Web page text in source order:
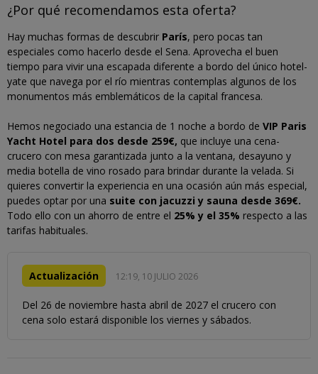
¿Por qué recomendamos esta oferta?
Hay muchas formas de descubrir París, pero pocas tan
especiales como hacerlo desde el Sena. Aprovecha el buen
tiempo para vivir una escapada diferente a bordo del único hotel-
yate que navega por el río mientras contemplas algunos de los
monumentos más emblemáticos de la capital francesa.
Hemos negociado una estancia de 1 noche a bordo de VIP Paris
Yacht Hotel para dos desde 259€, que incluye una cena-
crucero con mesa garantizada junto a la ventana, desayuno y
media botella de vino rosado para brindar durante la velada. Si
quieres convertir la experiencia en una ocasión aún más especial,
puedes optar por una suite con jacuzzi y sauna desde 369€.
Todo ello con un ahorro de entre el 25% y el 35% respecto a las
tarifas habituales.
Actualización 12:19, 10 JULIO 2026
Del 26 de noviembre hasta abril de 2027 el crucero con
cena solo estará disponible los viernes y sábados.